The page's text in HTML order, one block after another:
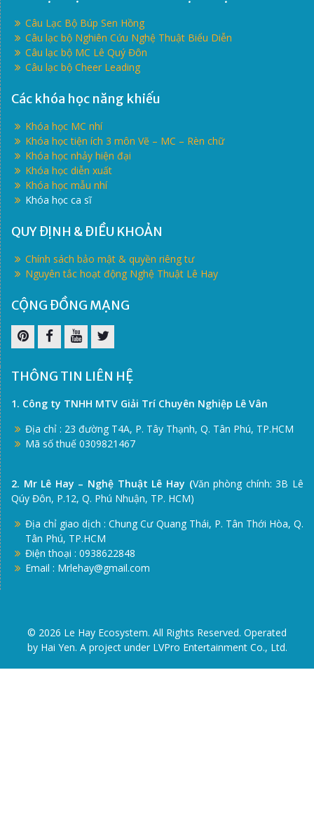
Câu Lạc Bộ Búp Sen Hồng
Câu lạc bộ Nghiên Cứu Nghệ Thuật Biểu Diễn
Câu lạc bộ MC Lê Quý Đôn
Câu lạc bộ Cheer Leading
Các khóa học năng khiếu
Khóa học MC nhí
Khóa học tiện ích 3 môn Vẽ – MC – Rèn chữ
Khóa học nhảy hiện đại
Khóa học diễn xuất
Khóa học mẫu nhí
Khóa học ca sĩ
QUY ĐỊNH & ĐIỀU KHOẢN
Chính sách bảo mật & quyền riêng tư
Nguyên tắc hoạt động Nghệ Thuật Lê Hay
CỘNG ĐỒNG MẠNG
THÔNG TIN LIÊN HỆ
1. Công ty TNHH MTV Giải Trí Chuyên Nghiệp Lê Vân
Địa chỉ : 23 đường T4A, P. Tây Thạnh, Q. Tân Phú, TP.HCM
Mã số thuế 0309821467
2. Mr Lê Hay – Nghệ Thuật Lê Hay (Văn phòng chính: 3B Lê
Qúy Đôn, P.12, Q. Phú Nhuận, TP. HCM)
Địa chỉ giao dịch : Chung Cư Quang Thái, P. Tân Thới Hòa, Q.
Tân Phú, TP.HCM
Điện thoại : 0938622848
Email : Mrlehay@gmail.com
© 2026 Le Hay Ecosystem. All Rights Reserved. Operated
by Hai Yen. A project under LVPro Entertainment Co., Ltd.